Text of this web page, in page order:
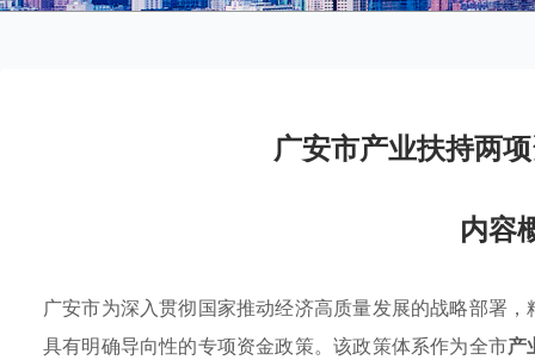
广安市产业扶持两
内容
广安市为深入贯彻国家推动经济高质量发展的战略部署，
具有明确导向性的专项资金政策。该政策体系作为全市产